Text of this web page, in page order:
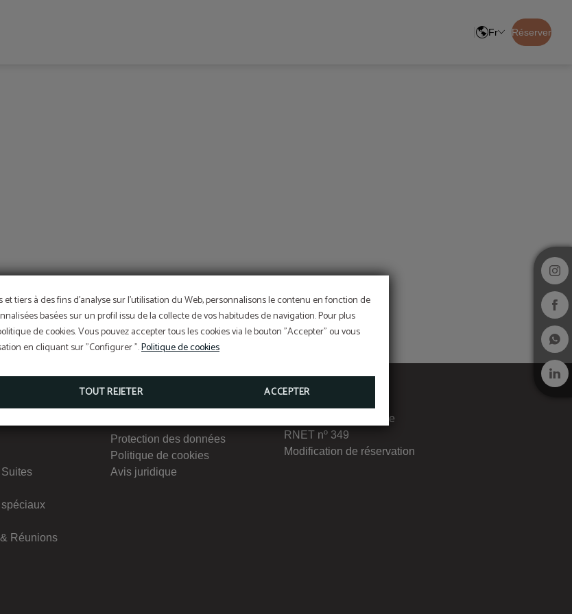
tiers à des fins d'analyse sur l'utilisation du Web, personnalisons le contenu en fonction de
basées sur un profil issu de la collecte de vos habitudes de navigation. Pour plus
de cookies. Vous pouvez accepter tous les cookies via le bouton "Accepter" ou vous
en cliquant sur "Configurer ".Politique de cookies
TOUT REJETER ACCEPTER
Fr Réserver
spéciaux
Réunions
Intéresse
Protection des données
Politique de cookies
Avis juridique
Canal de transparence
RNET nº 349
Modification de réservation